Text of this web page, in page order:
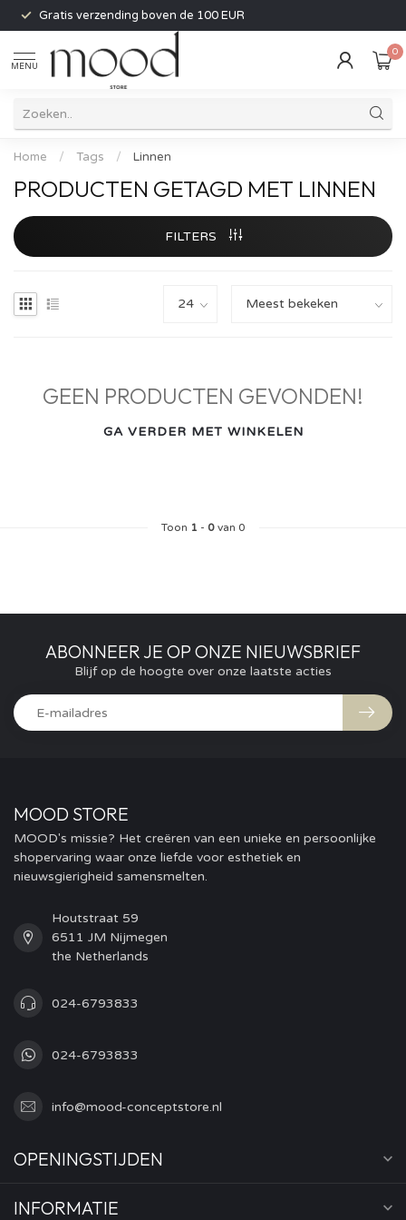
Gratis verzending boven de 100 EUR
MENU
0
Home / Tags / Linnen
PRODUCTEN GETAGD MET LINNEN
FILTERS
GEEN PRODUCTEN GEVONDEN!
GA VERDER MET WINKELEN
Toon 1 - 0van 0
ABONNEER JE OP ONZE NIEUWSBRIEF
Blijf op de hoogte over onze laatste acties
MOOD STORE
MOOD's missie? Het creëren van een unieke en persoonlijke
shopervaring waar onze liefde voor esthetiek en
nieuwsgierigheid samensmelten.
Houtstraat 59
6511 JM Nijmegen
the Netherlands
024-6793833
024-6793833
info@mood-conceptstore.nl
OPENINGSTIJDEN
INFORMATIE